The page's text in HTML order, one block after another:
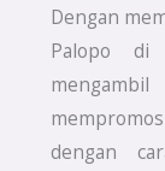
Dengan
Palopo di
dengan